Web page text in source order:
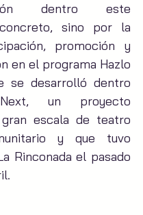
dentro este
sino por la
promoción y
en el programa Hazlo
se desarrolló dentro
un proyecto
escala de teatro
y que tuvo
Rinconada el pasado